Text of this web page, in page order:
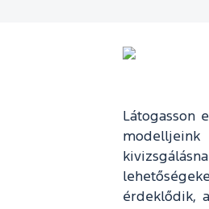
Látogasson
modelljeink
érdeklődik,